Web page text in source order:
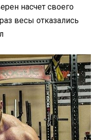
насчет своего
весы отказались